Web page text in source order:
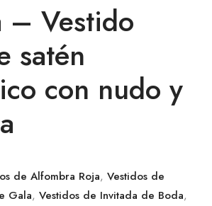
– Vestido
satén
con nudo y
de Alfombra Roja, Vestidos de
Gala, Vestidos de Invitada de Boda,